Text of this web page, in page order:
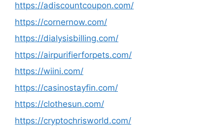
https://adiscountcoupon.com/
https://cornernow.com/
https://dialysisbilling.com/
https://airpurifierforpets.com/
https://wiini.com/
https://casinostayfin.com/
https://clothesun.com/
https://cryptochrisworld.com/